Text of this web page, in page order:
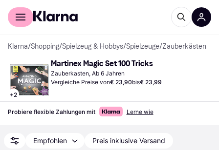
Für Shopper
Klarna/Shopping/Spielzeug & Hobbys/Spielzeuge/Zauberkästen
+2
Martinex Magic Set 100 Tricks
Zauberkasten, Ab 6 Jahren
Vergleiche Preise von€ 23,90bis€ 23,99
Probiere flexible Zahlungen mit Lerne wie
Empfohlen Preis inklusive Versand